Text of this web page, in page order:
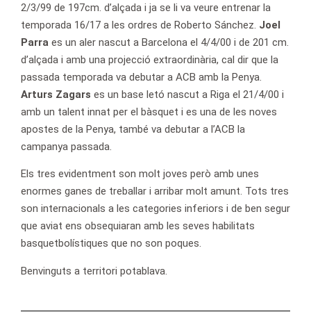
2/3/99 de 197cm. d’alçada i ja se li va veure entrenar la
temporada 16/17 a les ordres de Roberto Sánchez. Joel
Parra es un aler nascut a Barcelona el 4/4/00 i de 201 cm.
d’alçada i amb una projecció extraordinària, cal dir que la
passada temporada va debutar a ACB amb la Penya.
Arturs Zagars es un base letó nascut a Riga el 21/4/00 i
amb un talent innat per el bàsquet i es una de les noves
apostes de la Penya, també va debutar a l’ACB la
campanya passada.
Els tres evidentment son molt joves però amb unes
enormes ganes de treballar i arribar molt amunt. Tots tres
son internacionals a les categories inferiors i de ben segur
que aviat ens obsequiaran amb les seves habilitats
basquetbolístiques que no son poques.
Benvinguts a territori potablava.